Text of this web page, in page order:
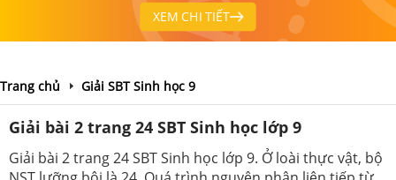
XEM CHI TIẾT
Trang chủ Giải SBT Sinh học 9
Giải bài 2 trang 24 SBT Sinh học lớp 9
Giải bài 2 trang 24 SBT Sinh học lớp 9. Ở loài thực vật, bộ